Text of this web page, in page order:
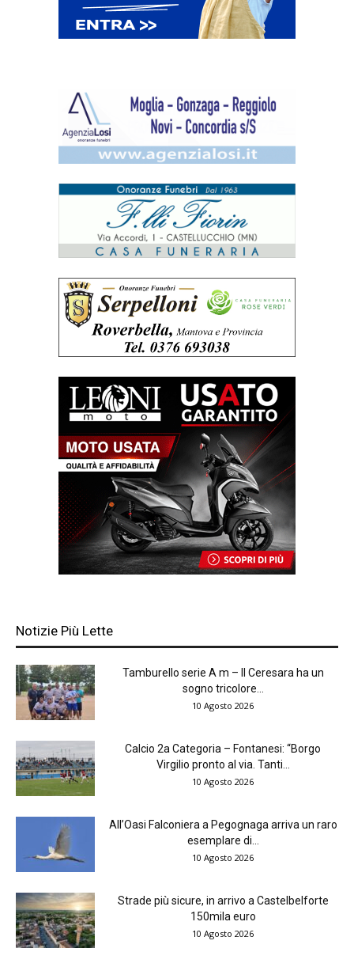
Notizie Più Lette
Tamburello serie A m – Il Ceresara ha un
sogno tricolore...
10 Agosto 2026
Calcio 2a Categoria – Fontanesi: “Borgo
Virgilio pronto al via. Tanti...
10 Agosto 2026
All’Oasi Falconiera a Pegognaga arriva un raro
esemplare di...
10 Agosto 2026
Strade più sicure, in arrivo a Castelbelforte
150mila euro
10 Agosto 2026